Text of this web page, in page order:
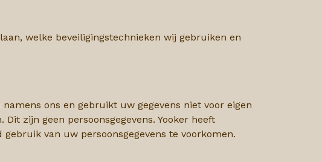
welke beveiligingstechnieken wij gebruiken en
ons en gebruikt uw gegevens niet voor eigen
zijn geen persoonsgegevens. Yooker heeft
gebruik van uw persoonsgegevens te voorkomen.